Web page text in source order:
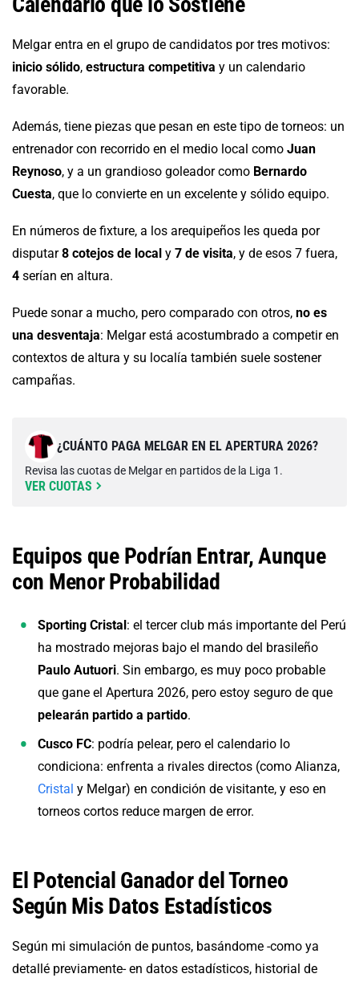
Melgar entra en el grupo de candidatos por tres motivos:
inicio sólido, estructura competitiva y un calendario
favorable.
Además, tiene piezas que pesan en este tipo de torneos: un
entrenador con recorrido en el medio local como Juan
Reynoso, y a un grandioso goleador como Bernardo
Cuesta, que lo convierte en un excelente y sólido equipo.
En números de fixture, a los arequipeños les queda por
disputar8 cotejos de local y 7 de visita, y de esos 7 fuera,
4 serían en altura.
Puede sonar a mucho, pero comparado con otros, no es
una desventaja: Melgar está acostumbrado a competir en
contextos de altura y su localía también suele sostener
campañas.
¿CUÁNTO PAGA MELGAR EN EL APERTURA 2026?
Revisa las cuotas de Melgar en partidos de la Liga 1.
VER CUOTAS
Equipos que Podrían Entrar, Aunque
con Menor Probabilidad
Sporting Cristal: el tercer club más importante del Perú
ha mostrado mejoras bajo el mando del brasileño
Paulo Autuori. Sin embargo, es muy poco probable
que gane el Apertura 2026, pero estoy seguro de que
pelearán partido a partido.
Cusco FC: podría pelear, pero el calendario lo
condiciona: enfrenta a rivales directos (como Alianza,
Cristal y Melgar) en condición de visitante, y eso en
torneos cortos reduce margen de error.
El Potencial Ganador del Torneo
Según Mis Datos Estadísticos
Según mi simulación de puntos, basándome -como ya
detallé previamente- en datos estadísticos, historial de